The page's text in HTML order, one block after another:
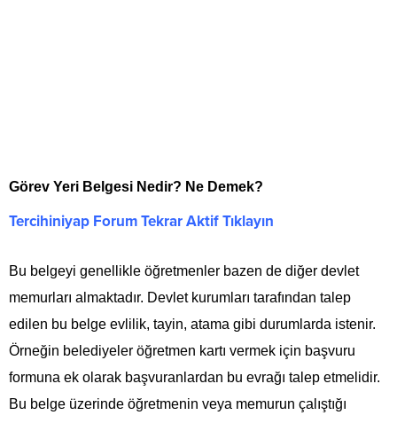
Görev Yeri Belgesi Nedir? Ne Demek?
Tercihiniyap Forum Tekrar Aktif Tıklayın
Bu belgeyi genellikle öğretmenler bazen de diğer devlet
memurları almaktadır. Devlet kurumları tarafından talep
edilen bu belge evlilik, tayin, atama gibi durumlarda istenir.
Örneğin belediyeler öğretmen kartı vermek için başvuru
formuna ek olarak başvuranlardan bu evrağı talep etmelidir.
Bu belge üzerinde öğretmenin veya memurun çalıştığı